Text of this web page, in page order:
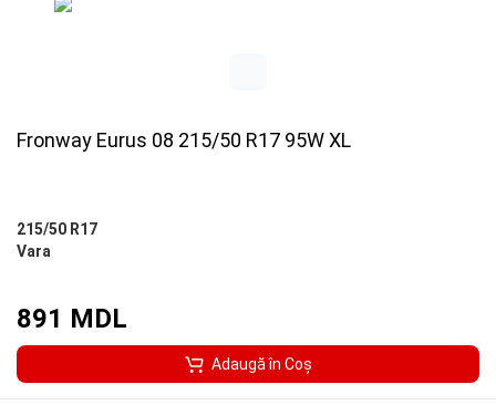
Fronway Eurus 08 215/50 R17 95W XL
215/50 R17
Vara
891 MDL
Adaugă în Coş